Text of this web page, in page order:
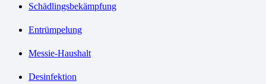
Schädlingsbekämpfung
Entrümpelung
Messie-Haushalt
Desinfektion